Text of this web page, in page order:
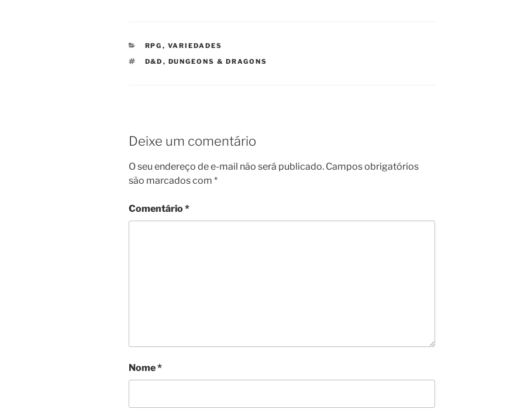
CATEGORIAS
RPG , VARIEDADES
TAGS
D&D , DUNGEONS & DRAGONS
Deixe um comentário
O seu endereço de e-mail não será publicado. Campos obrigatórios
são marcados com *
Comentário*
Nome*